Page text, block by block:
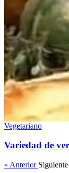
Vegetariano
Variedad de
« Anterior